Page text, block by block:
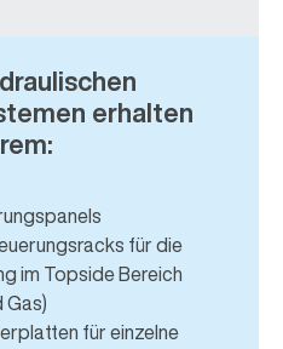
erhalten
für die
im Topside Bereich
für einzelne